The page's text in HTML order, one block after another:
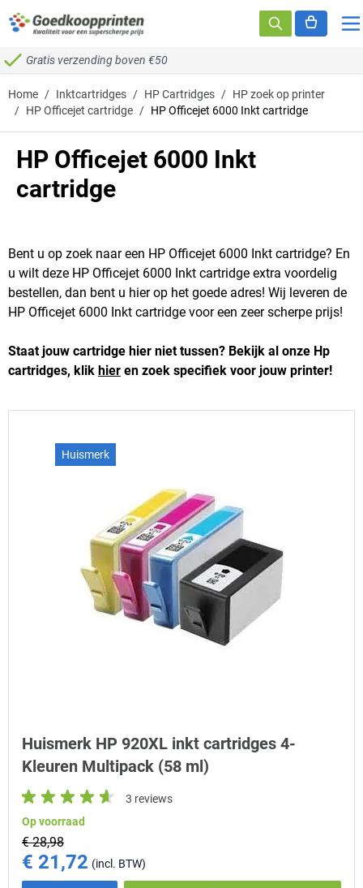
Ga naar de inhoud
Gratis verzending boven €50
Home / Inktcartridges / HP Cartridges / HP zoek op printer
/ HP Officejet cartridge / HP Officejet 6000 Inkt cartridge
HP Officejet 6000 Inkt
cartridge
Bent u op zoek naar een HP Officejet 6000 Inkt cartridge? En
u wilt deze HP Officejet 6000 Inkt cartridge extra voordelig
bestellen, dan bent u hier op het goede adres! Wij leveren de
HP Officejet 6000 Inkt cartridge voor een zeer scherpe prijs!
Staat jouw cartridge hier niet tussen? Bekijk al onze Hp
cartridges, klik hier en zoek specifiek voor jouw printer!
Huismerk
Huismerk HP 920XL inkt cartridges 4-
Kleuren Multipack (58 ml)
3 reviews
Op voorraad
€ 28,98
Special Price
€ 21,72